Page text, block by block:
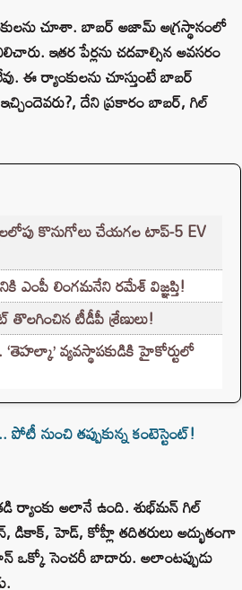
చూశా. బాబర్ అజామ్‌ అగ్రస్థానంలో
ఇతర పేర్లను చదవాల్సిన అవసరం
ఈ ర్యాంకులను చూస్తుంటే బాబర్‌
దేని ప్రకారం బాబర్‌, గిల్
కొనుగోలు చేయగల టాప్-5 EV
ఎంపీ లింగమనేని రమేశ్ విజ్ఞప్తి!
తొలగించిన టీడీపీ శ్రేణులు!
వ్యవస్థాపకుడికి హైకోర్టులో
నుంచి తప్పుకున్న కంటెస్టెంట్‌!
అలానే ఉంది. శుభ్‌మన్‌ గిల్
డికాక్, హెడ్, కోహ్లీ తదితరులు అద్భుతంగా
ఒక్కో సెంచరీ బాదారు. అలాంటప్పుడు